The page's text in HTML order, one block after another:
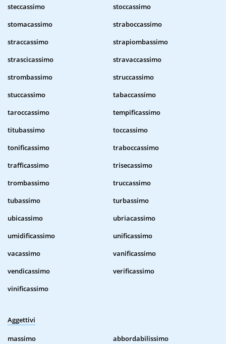
steccassimo
stoccassimo
stomacassimo
straboccassimo
straccassimo
strapiombassimo
strascicassimo
stravaccassimo
strombassimo
struccassimo
stuccassimo
tabaccassimo
taroccassimo
tempificassimo
titubassimo
toccassimo
tonificassimo
traboccassimo
trafficassimo
trisecassimo
trombassimo
truccassimo
tubassimo
turbassimo
ubicassimo
ubriacassimo
umidificassimo
unificassimo
vacassimo
vanificassimo
vendicassimo
verificassimo
vinificassimo
Aggettivi
massimo abbordabilissimo